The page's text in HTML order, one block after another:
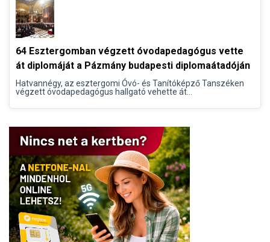
64 Esztergomban végzett óvodapedagógus vette
át diplomáját a Pázmány budapesti diplomaátadóján
Hatvannégy, az esztergomi Óvó- és Tanítóképző Tanszéken
végzett óvodapedagógus hallgató vehette át...